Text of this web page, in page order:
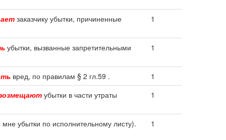
заказчику убытки, причиненные
1
убытки, вызванные запретительными
1
вред, по правилам § 2 гл.59 .
1
убытки в части утраты
1
мне убытки по исполнительному листу).
1